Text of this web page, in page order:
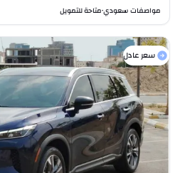
مواصفات سعودي•متاحة للتمويل
سعر عادل